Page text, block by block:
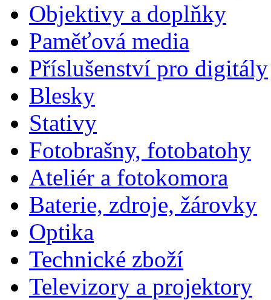
Objektivy a doplňky
Paměťová media
Příslušenství pro digitály
Blesky
Stativy
Fotobrašny, fotobatohy
Ateliér a fotokomora
Baterie, zdroje, žárovky
Optika
Technické zboží
Televizory a projektory